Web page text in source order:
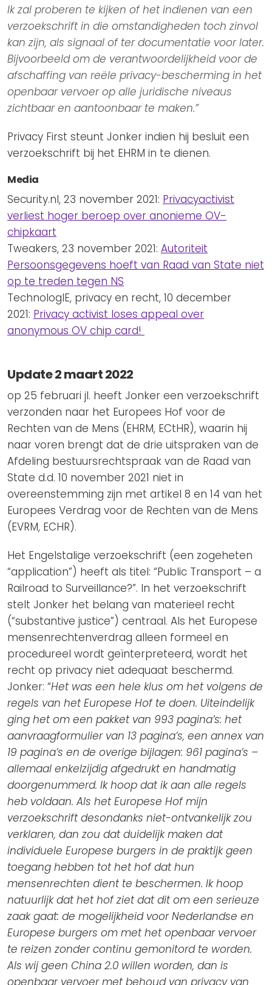
Ik zal proberen te kijken of het indienen van een
verzoekschrift in die omstandigheden toch zinvol
kan zijn, als signaal of ter documentatie voor later.
Bijvoorbeeld om de verantwoordelijkheid voor de
afschaffing van reële privacy-bescherming in het
openbaar vervoer op alle juridische niveaus
zichtbaar en aantoonbaar te maken.”
Privacy First steunt Jonker indien hij besluit een
verzoekschrift bij het EHRM in te dienen.
Media
Security.nl, 23 november 2021: Privacyactivist
verliest hoger beroep over anonieme OV-
chipkaart
Tweakers, 23 november 2021: Autoriteit
Persoonsgegevens hoeft van Raad van State niet
op te treden tegen NS
TechnologIE, privacy en recht, 10 december
2021: Privacy activist loses appeal over
anonymous OV chip card!
Update 2 maart 2022
op 25 februari jl. heeft Jonker een verzoekschrift
verzonden naar het Europees Hof voor de
Rechten van de Mens (EHRM, ECtHR), waarin hij
naar voren brengt dat de drie uitspraken van de
Afdeling bestuursrechtspraak van de Raad van
State d.d. 10 november 2021 niet in
overeenstemming zijn met artikel 8 en 14 van het
Europees Verdrag voor de Rechten van de Mens
(EVRM, ECHR).
Het Engelstalige verzoekschrift (een zogeheten
“application”) heeft als titel: “Public Transport – a
Railroad to Surveillance?”. In het verzoekschrift
stelt Jonker het belang van materieel recht
(“substantive justice”) centraal. Als het Europese
mensenrechtenverdrag alleen formeel en
procedureel wordt geïnterpreteerd, wordt het
recht op privacy niet adequaat beschermd.
Jonker: “Het was een hele klus om het volgens de
regels van het Europese Hof te doen. Uiteindelijk
ging het om een pakket van 993 pagina’s: het
aanvraagformulier van 13 pagina’s, een annex van
19 pagina’s en de overige bijlagen: 961 pagina’s –
allemaal enkelzijdig afgedrukt en handmatig
doorgenummerd. Ik hoop dat ik aan alle regels
heb voldaan. Als het Europese Hof mijn
verzoekschrift desondanks niet-ontvankelijk zou
verklaren, dan zou dat duidelijk maken dat
individuele Europese burgers in de praktijk geen
toegang hebben tot het hof dat hun
mensenrechten dient te beschermen. Ik hoop
natuurlijk dat het hof ziet dat dit om een serieuze
zaak gaat: de mogelijkheid voor Nederlandse en
Europese burgers om met het openbaar vervoer
te reizen zonder continu gemonitord te worden.
Als wij geen China 2.0 willen worden, dan is
openbaar vervoer met behoud van privacy van